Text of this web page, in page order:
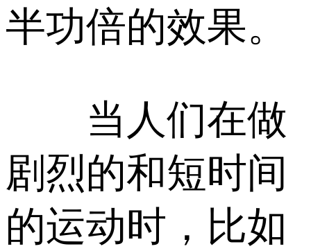
半功倍的效果。
当人们在做
剧烈的和短时间
的运动时，比如